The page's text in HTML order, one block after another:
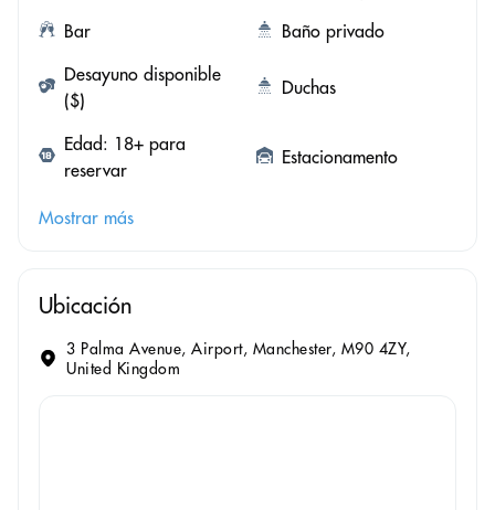
Bar
Baño privado
Desayuno disponible
($)
Duchas
Edad: 18+ para
reservar
Estacionamento
Mostrar más
Ubicación
3 Palma Avenue, Airport, Manchester, M90 4ZY,
United Kingdom